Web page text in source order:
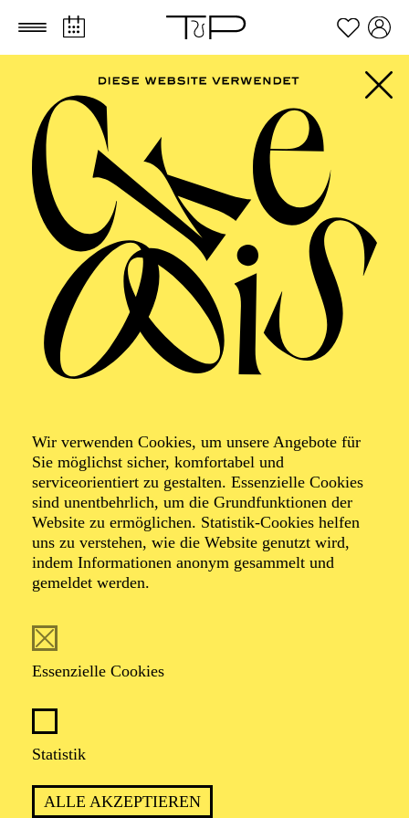
Zum Hauptinhalt springen Zum Footer springen
Wir verwenden Cookies, um unsere Angebote für
Sie möglichst sicher, komfortabel und
serviceorientiert zu gestalten. Essenzielle Cookies
sind unentbehrlich, um die Grundfunktionen der
Website zu ermöglichen. Statistik-Cookies helfen
uns zu verstehen, wie die Website genutzt wird,
indem Informationen anonym gesammelt und
gemeldet werden.
Essenzielle Cookies
Statistik
ALLE AKZEPTIEREN
Foto: Björn Hickmann
Schneider
Bernhard Schneider wurde in Wien geboren und erhielt